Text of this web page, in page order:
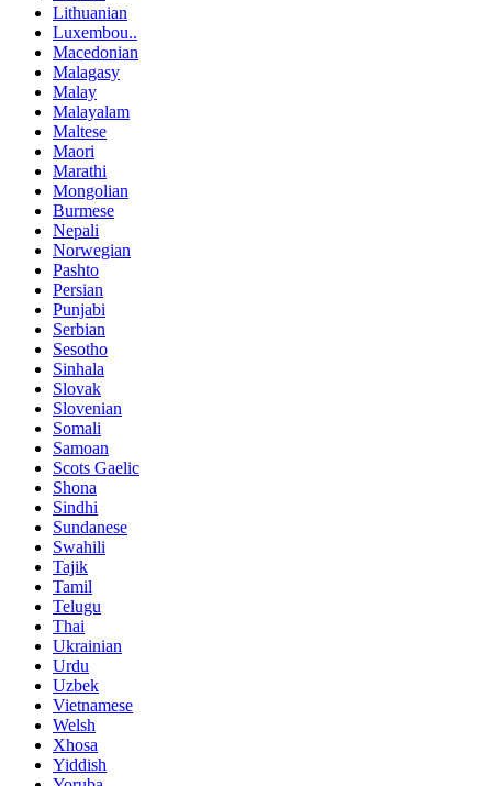
Lithuanian
Luxembou..
Macedonian
Malagasy
Malay
Malayalam
Maltese
Maori
Marathi
Mongolian
Burmese
Nepali
Norwegian
Pashto
Persian
Punjabi
Serbian
Sesotho
Sinhala
Slovak
Slovenian
Somali
Samoan
Scots Gaelic
Shona
Sindhi
Sundanese
Swahili
Tajik
Tamil
Telugu
Thai
Ukrainian
Urdu
Uzbek
Vietnamese
Welsh
Xhosa
Yiddish